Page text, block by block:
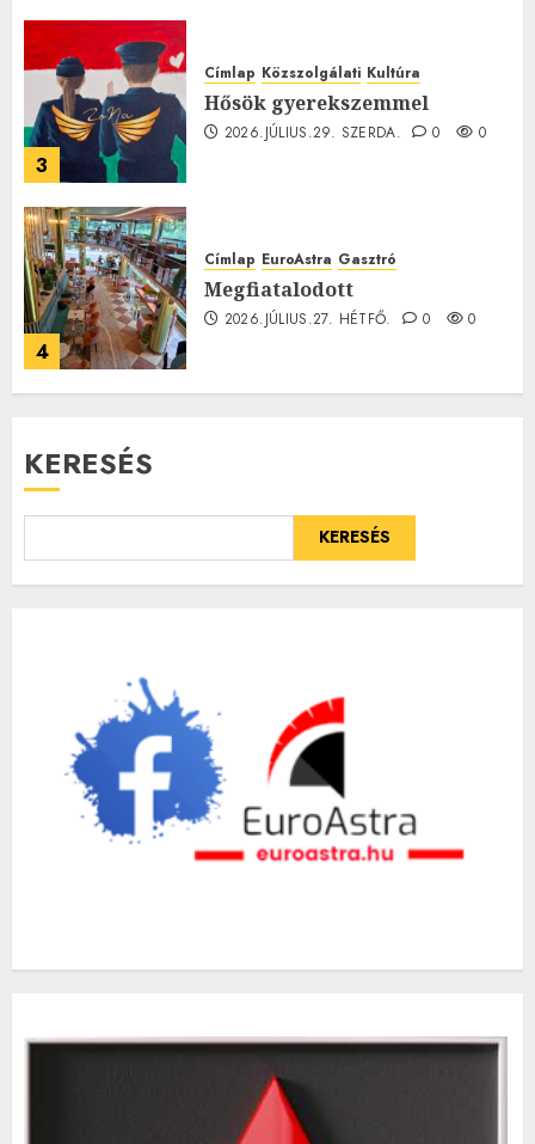
3
Címlap Közszolgálati Kultúra
Hősök gyerekszemmel
2026.JÚLIUS.29. SZERDA. 0 0
4
Címlap EuroAstra Gasztró
Megfiatalodott
2026.JÚLIUS.27. HÉTFŐ. 0 0
KERESÉS
KERESÉS